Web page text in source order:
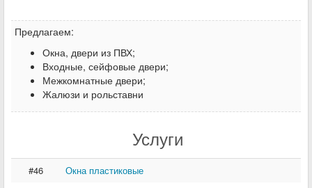
Предлагаем:
Окна, двери из ПВХ;
Входные, сейфовые двери;
Межкомнатные двери;
Жалюзи и рольставни
Услуги
#46 Окна пластиковые